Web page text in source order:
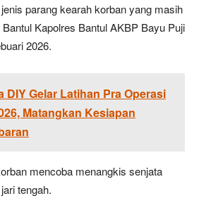
parang kearah korban yang masih
Bantul Kapolres Bantul AKBP Bayu Puji
2026.
DIY Gelar Latihan Pra Operasi
Matangkan Kesiapan
mencoba menangkis senjata
tengah.